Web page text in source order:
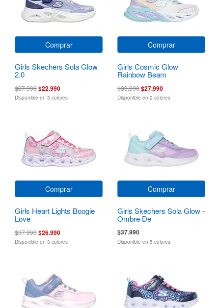
Comprar
Girls Skechers Sola Glow
2.0
$37.990$22.990
Disponible en 3 colores
Comprar
Girls Cosmic Glow
Rainbow Beam
$39.990$27.990
Disponible en 2 colores
Comprar
Girls Heart Lights Boogie
Love
$37.990$26.990
Disponible en 3 colores
Comprar
Girls Skechers Sola Glow -
Ombre De
$37.990
Disponible en 5 colores